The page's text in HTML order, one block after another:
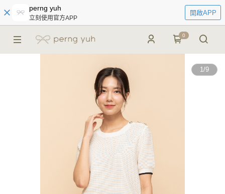
perng yuh
立刻使用官方APP
開啟APP
0
1/9